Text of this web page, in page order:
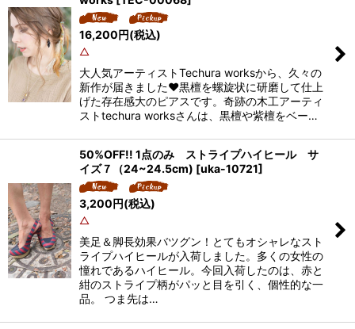
16,200円(税込)
△
大人気アーティストTechura worksから、久々の
新作が届きました❤️黒檀を螺旋状に研磨して仕上
げた存在感大のピアスです。奇跡の木工アーティ
ストtechura worksさんは、黒檀や紫檀をベー…
50%OFF!! 1点のみ ストライプハイヒール サ
イズ７（24~24.5cm) [uka-10721]
3,200円(税込)
△
美足＆脚長効果バツグン！とてもオシャレなスト
ライプハイヒールが入荷しました。多くの女性の
憧れであるハイヒール。今回入荷したのは、赤と
紺のストライプ柄がパッと目を引く、個性的な一
品。 つま先は…